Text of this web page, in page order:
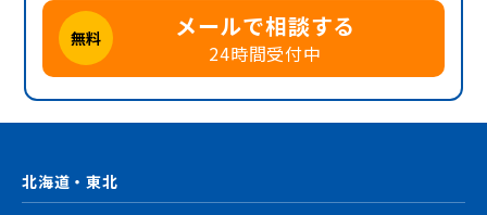
無料 メールで相談する
24時間受付中
北海道・東北